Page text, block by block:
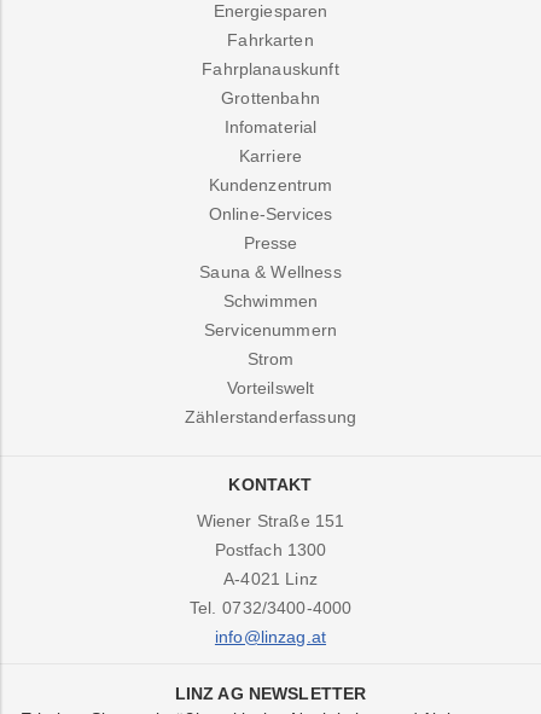
Energiesparen
Fahrkarten
Fahrplanauskunft
Grottenbahn
Infomaterial
Karriere
Kundenzentrum
Online-Services
Presse
Sauna & Wellness
Schwimmen
Servicenummern
Strom
Vorteilswelt
Zählerstanderfassung
KONTAKT
Wiener Straße 151
Postfach 1300
A-4021 Linz
Tel. 0732/3400-4000
info@linzag.at
LINZ AG NEWSLETTER